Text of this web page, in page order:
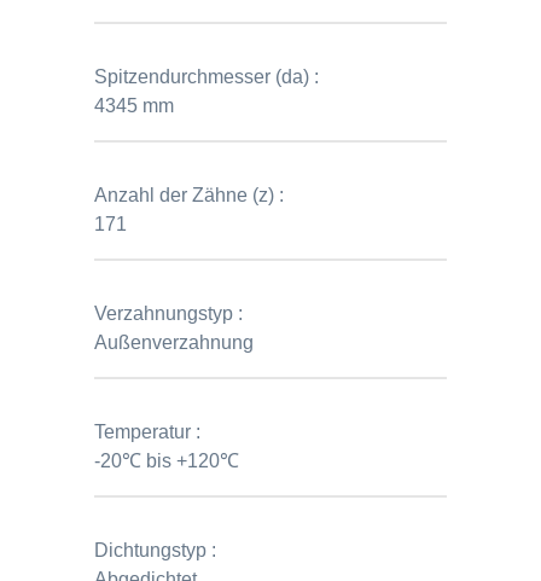
Spitzendurchmesser (da) :
4345 mm
Anzahl der Zähne (z) :
171
Verzahnungstyp :
Außenverzahnung
Temperatur :
-20℃ bis +120℃
Dichtungstyp :